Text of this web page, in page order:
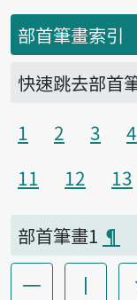
部首筆畫索引
快速跳去部首
1
2 3 4
11
12 13
部首筆畫1 ¶
一 丨